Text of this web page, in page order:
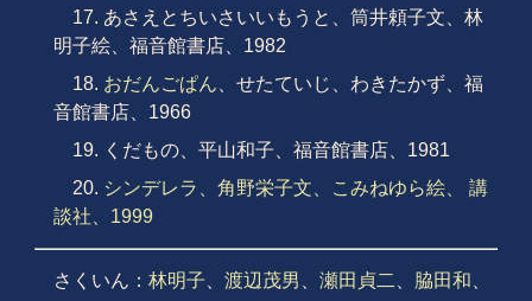
17. あさえとちいさいいもうと、筒井頼子文、林
明子絵、福音館書店、1982
18. おだんごぱん 、せたていじ、わきたかず、福
音館書店、1966
19. くだもの、平山和子、福音館書店、1981
20. シンデレラ、角野栄子文、こみねゆら絵、 講
談社、1999
さくいん： 林明子 渡辺茂男 瀬田貞二 脇田和